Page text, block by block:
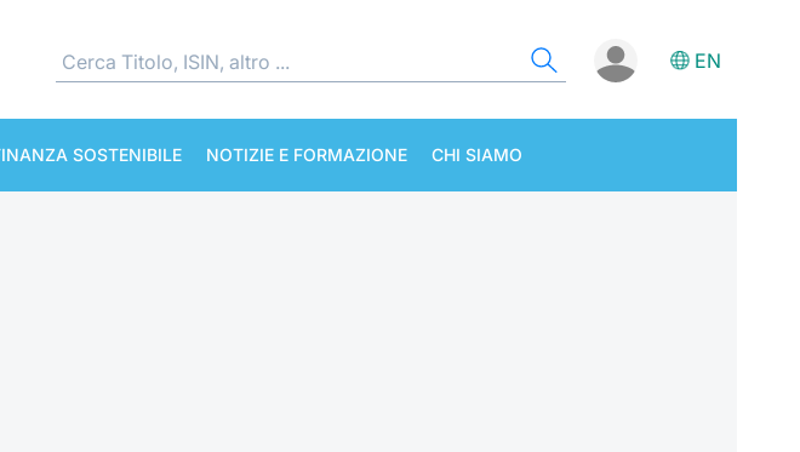
EN
SOSTENIBILE NOTIZIE E FORMAZIONE CHI SIAMO